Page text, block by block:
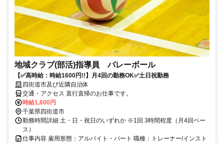
地域クラブ(部活)指導員 バレーボール
【✅高時給：時給1600円!!】月4回の勤務OK✅土日祝勤務
四街道市及び近隣自治体
交通・アクセス 直行直帰のお仕事です。
時給1,600円
千葉県四街道市
勤務時間詳細 土・日・祝日のいずれか ※1回 3時間程度（月4回ペー
ス）
仕事内容 雇用形態：アルバイト・パート 職種：トレーナー/インスト